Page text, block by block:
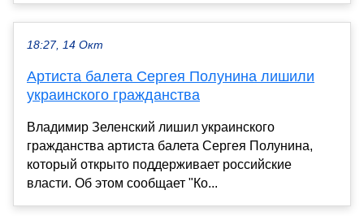
18:27, 14 Окт
Артиста балета Сергея Полунина лишили
украинского гражданства
Владимир Зеленский лишил украинского
гражданства артиста балета Сергея Полунина,
который открыто поддерживает российские
власти. Об этом сообщает "Ко...